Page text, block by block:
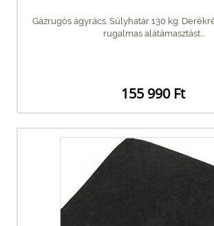
Gázrugós ágyrács. Súlyhatár 130 kg.
rugalmas alátámasztást...
155 990 Ft